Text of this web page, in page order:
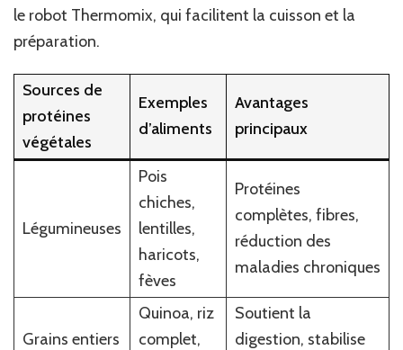
le robot Thermomix, qui facilitent la cuisson et la
préparation.
Sources de
protéines
végétales
Exemples
d’aliments
Avantages
principaux
Légumineuses
Pois
chiches,
lentilles,
haricots,
fèves
Protéines
complètes, fibres,
réduction des
maladies chroniques
Grains entiers
Quinoa, riz
complet,
Soutient la
digestion, stabilise